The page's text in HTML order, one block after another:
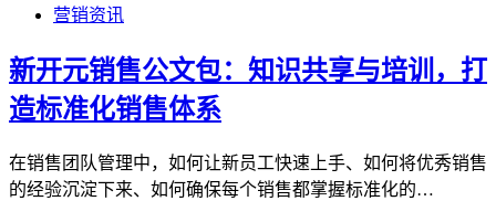
营销资讯
新开元销售公文包：知识共享与培训，打
造标准化销售体系
在销售团队管理中，如何让新员工快速上手、如何将优秀销售
的经验沉淀下来、如何确保每个销售都掌握标准化的…